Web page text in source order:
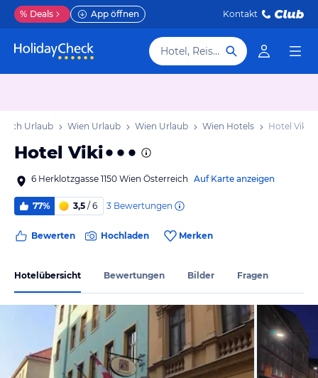
% Deals App öffnen Kontakt
Hotel, Reiseziel
Urlaub Wien Urlaub Wien Urlaub Wien Hotels Hotel Viki
Hotel Viki
6 Herklotzgasse 1150 Wien Österreich Auf Karte anzeigen
77% 3,5 / 6 3 Bewertungen
Bewerten Hochladen Merken
Hotelübersicht Bewertungen Bilder Fragen